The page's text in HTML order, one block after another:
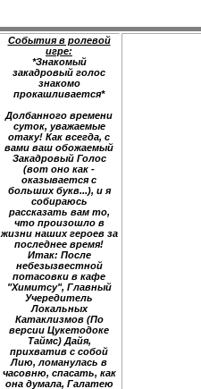
События в ролевой
игре:
*Знакомый
закадровый голос
знакомо
прокашливается*
Долбанного времени
суток, уважаемые
отаку! Как всегда, с
вами ваш обожаемый
Закадровый Голос
(вот оно как -
оказывается с
больших букв...), и я
собираюсь
рассказать вам то,
что произошло в
жизни наших героев за
последнее время!
Итак: После
небезызвестной
потасовки в кафе
"Химитсу", Главный
Учередитель
Локальных
Катаклизмов (По
версии Цукетодоке
Таймс) Дайя,
прихватив с собой
Лию, ломанулась в
часовню, спасать, как
она думала, Галатею